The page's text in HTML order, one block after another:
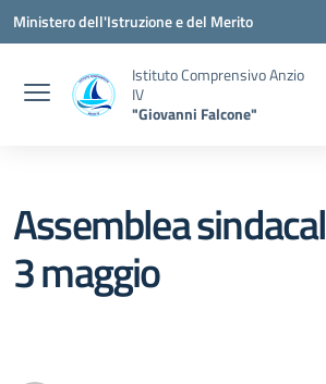
Vai ai contenuti
Vai al menu di navigazione
Vai al footer
Ministero dell'Istruzione e del Merito
Istituto Comprensivo Anzio
IV
"Giovanni Falcone"
Assemblea
3 maggio